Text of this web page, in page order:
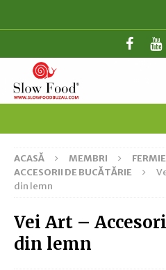
ACASĂ MEMBRI
ACCESORII DE BUCĂTĂRIE
din lemn
Vei Art –
din lemn